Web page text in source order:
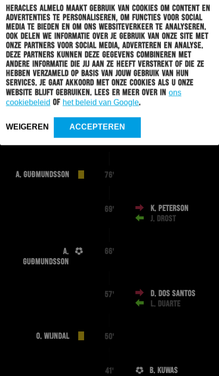
Heracles Almelo maakt gebruik van cookies om content en
advertenties te personaliseren, om functies voor social
media te bieden en om ons websiteverkeer te analyseren.
Ook delen we informatie over je gebruik van onze site met
onze partners voor social media, adverteren en analyse.
Deze partners kunnen deze gegevens combineren met
andere informatie die jij aan ze heeft verstrekt of die ze
hebben verzameld op basis van jouw gebruik van hun
services. Je gaat akkoord met onze cookies als u onze
website blijft gebruiken. Lees er meer over in ons
cookiebeleid of het beleid van Google.
WEIGEREN ACCEPTEREN
85' J. KONINGS
M. SEUNTJENS
M. BOADU
84'
83'
MOHAMMED
OSMAN
A. GUÐMUNDSSON 76'
69'
K. PETERSON
J. DROST
A.
GUÐMUNDSSON
66'
57'
D. DOS SANTOS
L. DUARTE
O. WIJNDAL 50'
41' B. KUWAS